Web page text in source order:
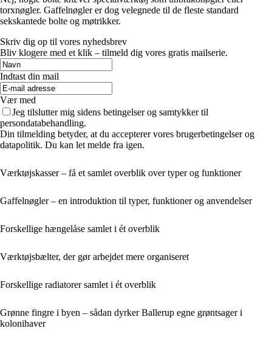
torxnøgler. Gaffelnøgler er dog velegnede til de fleste standard
sekskantede bolte og møtrikker.
Skriv dig op til vores nyhedsbrev
Bliv klogere med et klik – tilmeld dig vores gratis mailserie.
Indtast din mail
Vær med
Jeg tilslutter mig sidens betingelser og samtykker til
persondatabehandling.
Din tilmelding betyder, at du accepterer vores brugerbetingelser og
datapolitik. Du kan let melde fra igen.
Værktøjskasser – få et samlet overblik over typer og funktioner
Gaffelnøgler – en introduktion til typer, funktioner og anvendelser
Forskellige hængelåse samlet i ét overblik
Værktøjsbælter, der gør arbejdet mere organiseret
Forskellige radiatorer samlet i ét overblik
Grønne fingre i byen – sådan dyrker Ballerup egne grøntsager i
kolonihaver